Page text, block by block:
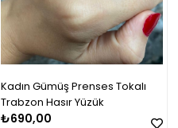
Kadın Gümüş Prenses Tokalı
Trabzon Hasır Yüzük
₺690,00